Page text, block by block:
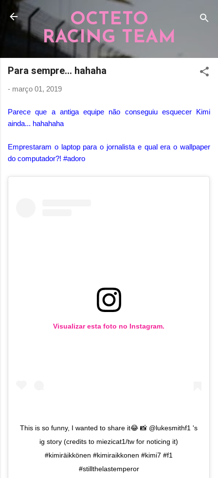
Pular para o conteúdo principal
OCTETO
RACING TEAM
Para sempre... hahaha
- março 01, 2019
Parece que a antiga equipe não conseguiu esquecer Kimi
ainda... hahahaha
Emprestaram o laptop para o jornalista e qual era o wallpaper
do computador?! #adoro
Visualizar esta foto no Instagram.
This is so funny, I wanted to share it😂 📸 @lukesmithf1 's
ig story (credits to miezicat1/tw for noticing it)
#kimiräikkönen #kimiraikkonen #kimi7 #f1
#stillthelastemperor